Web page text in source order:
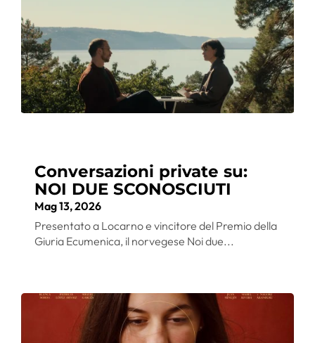
Conversazioni private su:
NOI DUE SCONOSCIUTI
Mag 13, 2026
Presentato a Locarno e vincitore del Premio della
Giuria Ecumenica, il norvegese Noi due...